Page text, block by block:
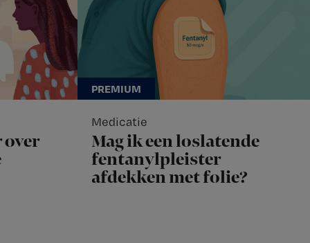
over
Medicatie
Mag ik een loslatende
fentanylpleister
afdekken met folie?